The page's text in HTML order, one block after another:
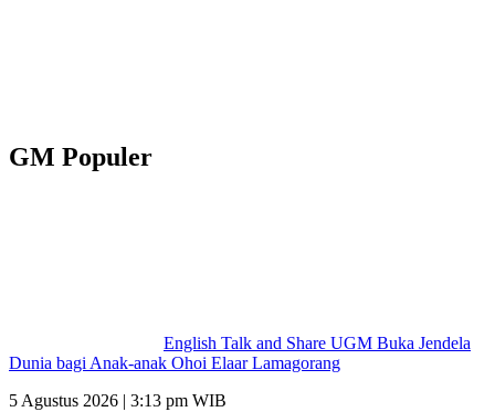
GM Populer
English Talk and Share UGM Buka Jendela
Dunia bagi Anak-anak Ohoi Elaar Lamagorang
5 Agustus 2026 | 3:13 pm WIB